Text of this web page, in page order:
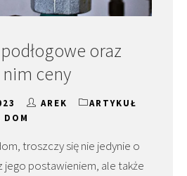
oraz
ceny
AREK
ARTYKUŁ
DOM
troszczy się nie jedynie o
jego postawieniem, ale także